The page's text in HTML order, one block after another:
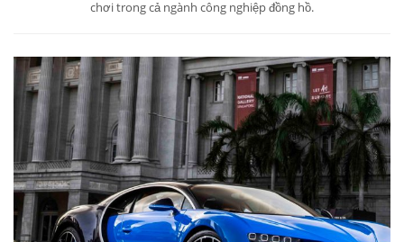
chơi trong cả ngành công nghiệp đồng hồ.